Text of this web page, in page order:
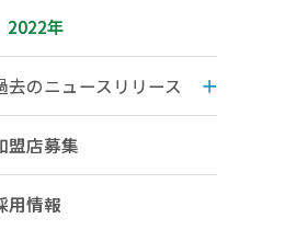
2022年
去のニュースリリース
盟店募集
用情報